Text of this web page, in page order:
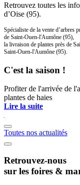
Retrouvez toutes les
d’Oise (95).
Spécialiste de la vente d’arbres
de Saint-Ouen-l'Aumône (95),
la livraison de plantes près de
Saint-Ouen-l'Aumône (95).
C'est la saison !
Profiter de l'arrivée de
plantes de haies
Lire la suite
Toutes nos actualités
Retrouvez-nous
sur les foires &